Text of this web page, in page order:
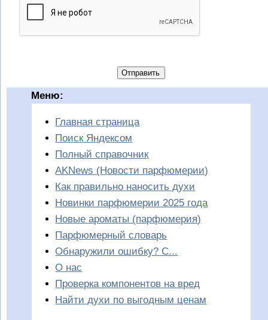
Отправить
Меню:
Главная страница
Поиск Яндексом
Полный справочник
AKNews (Новости парфюмерии)
Как правильно наносить духи
Новинки парфюмерии 2025 года
Новые ароматы (парфюмерия)
Парфюмерный словарь
Обнаружили ошибку? С...
О нас
Проверка компонентов на вред
Найти духи по выгодным ценам